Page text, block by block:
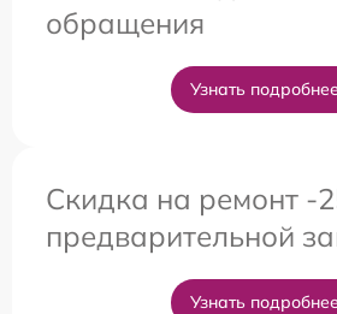
обращения
Узнать подробнее
Скидка на ремонт -
предварительной
Узнать подробнее